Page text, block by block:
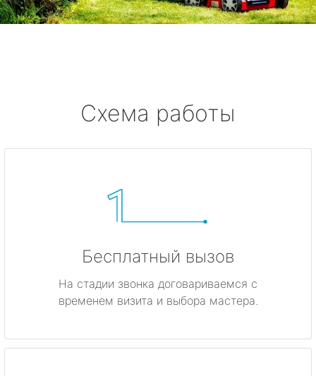
Схема работы
Бесплатный вызов
На стадии звонка договариваемся с
временем визита и выбора мастера.